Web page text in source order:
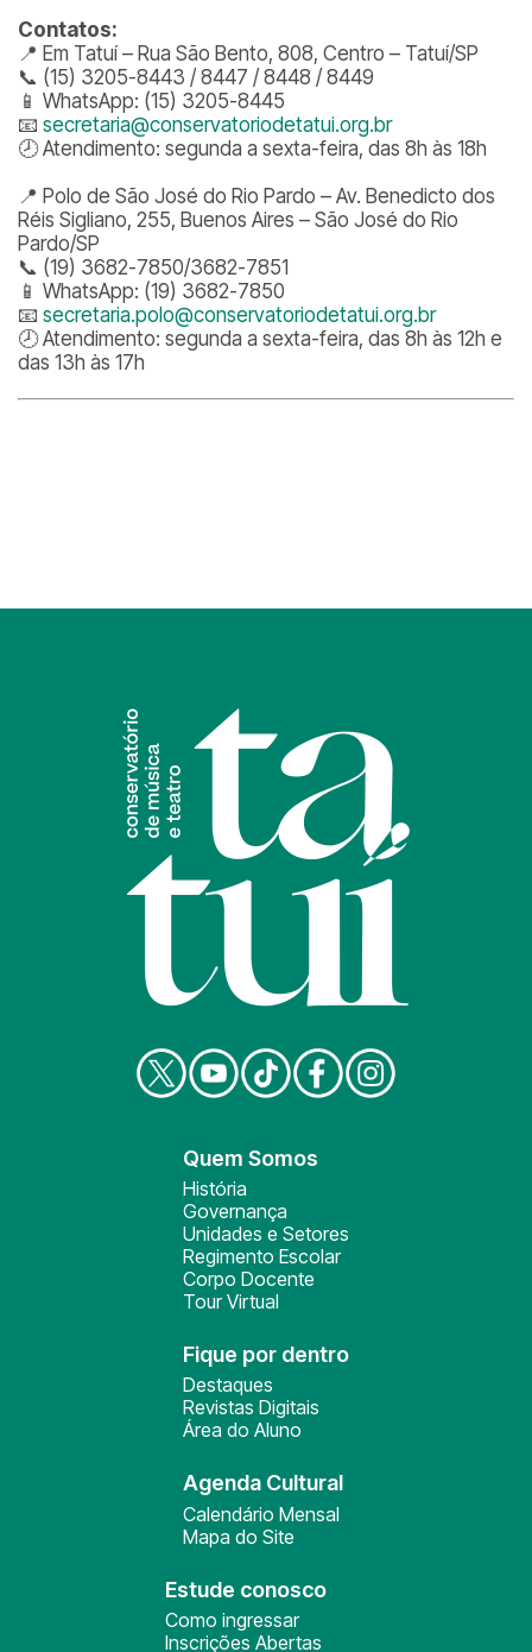
Contatos:
📍 Em Tatuí – Rua São Bento, 808, Centro – Tatuí/SP
📞 (15) 3205-8443 / 8447 / 8448 / 8449
📱 WhatsApp: (15) 3205-8445
📧 secretaria@conservatoriodetatui.org.br
🕗 Atendimento: segunda a sexta-feira, das 8h às 18h
📍 Polo de São José do Rio Pardo – Av. Benedicto dos
Réis Sigliano, 255, Buenos Aires – São José do Rio
Pardo/SP
📞 (19) 3682-7850/3682-7851
📱 WhatsApp: (19) 3682-7850
📧 secretaria.polo@conservatoriodetatui.org.br
🕗 Atendimento: segunda a sexta-feira, das 8h às 12h e
das 13h às 17h
Quem Somos
História
Governança
Unidades e Setores
Regimento Escolar
Corpo Docente
Tour Virtual
Fique por dentro
Destaques
Revistas Digitais
Área do Aluno
Agenda Cultural
Calendário Mensal
Mapa do Site
Estude conosco
Como ingressar
Inscrições Abertas